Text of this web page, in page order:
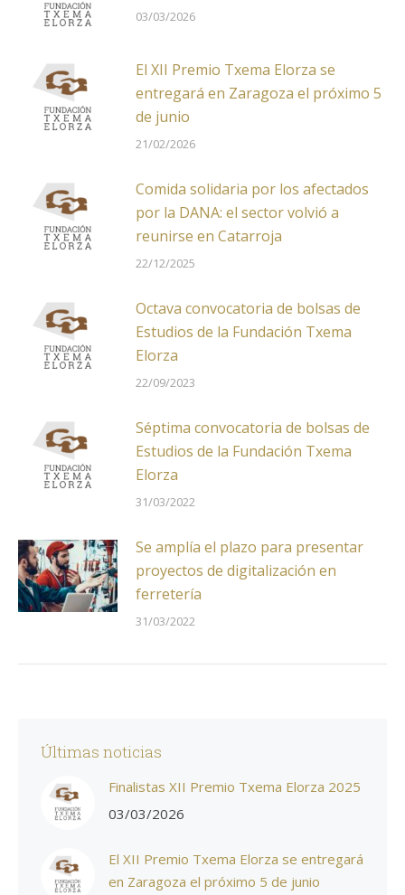
03/03/2026
El XII Premio Txema Elorza se
entregará en Zaragoza el próximo 5
de junio
21/02/2026
Comida solidaria por los afectados
por la DANA: el sector volvió a
reunirse en Catarroja
22/12/2025
Octava convocatoria de bolsas de
Estudios de la Fundación Txema
Elorza
22/09/2023
Séptima convocatoria de bolsas de
Estudios de la Fundación Txema
Elorza
31/03/2022
Se amplía el plazo para presentar
proyectos de digitalización en
ferretería
31/03/2022
Últimas noticias
Finalistas XII Premio Txema Elorza 2025
03/03/2026
El XII Premio Txema Elorza se entregará
en Zaragoza el próximo 5 de junio